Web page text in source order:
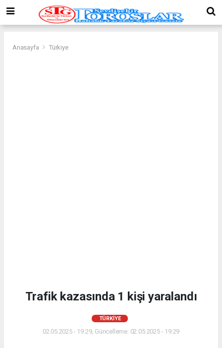
Anasayfa Türkiye
Trafik kazasında 1 kişi yaralandı
TÜRKIYE
02.05.2025 - 19:29, Güncelleme: 02.05.2025 - 19:29